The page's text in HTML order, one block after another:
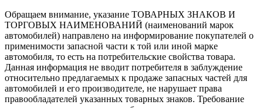
Обращаем внимание, указание ТОВАРНЫХ ЗНАКОВ И
ТОРГОВЫХ НАИМЕНОВАНИЙ (наименований марок
автомобилей) направлено на информирование покупателей о
применимости запасной части к той или иной марке
автомобиля, то есть на потребительские свойства товара.
Данная информация не вводит потребителя в заблуждение
относительно предлагаемых к продаже запасных частей для
автомобилей и его производителе, не нарушает права
правообладателей указанных товарных знаков. Требование